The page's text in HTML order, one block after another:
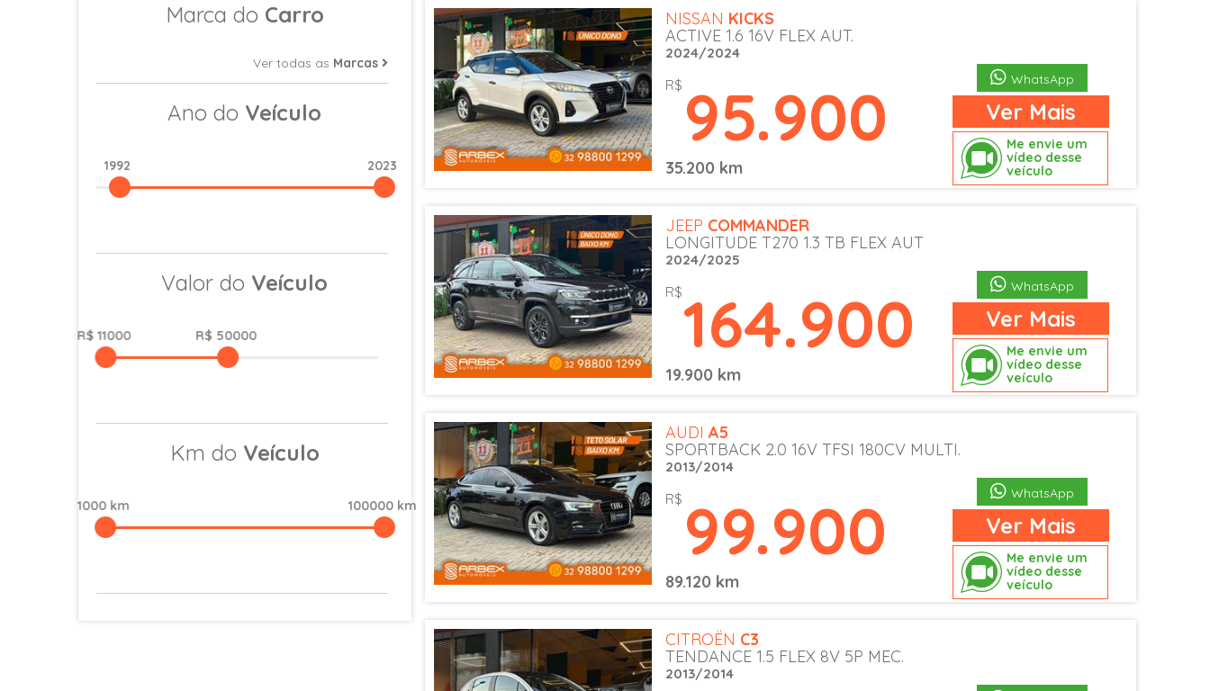
Marca do Carro
Ver todas as Marcas
Ano do Veículo
1992 2023
Valor do Veículo
R$ 11000 R$ 50000
Km do Veículo
1000 km 100000 km
Me envie um
vídeo desse
veículo
NISSAN KICKS
ACTIVE 1.6 16V FLEX AUT.
2024/2024
R$ 95.900 WhatsApp
Ver Mais
35.200 km
Me envie um
vídeo desse
veículo
JEEP COMMANDER
LONGITUDE T270 1.3 TB FLEX AUT
2024/2025
R$164.900 WhatsApp
Ver Mais
19.900 km
Me envie um
vídeo desse
veículo
AUDI A5
SPORTBACK 2.0 16V TFSI 180CV MULTI.
2013/2014
R$ 99.900 WhatsApp
Ver Mais
89.120 km
CITROËN C3
TENDANCE 1.5 FLEX 8V 5P MEC.
2013/2014